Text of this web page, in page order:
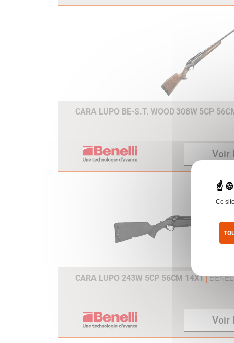
CARA LUPO BE-S.T. WOOD 308W 5CP
Voir
CARA LUPO 243W 5CP 56CM 14X1
Voir
Ce